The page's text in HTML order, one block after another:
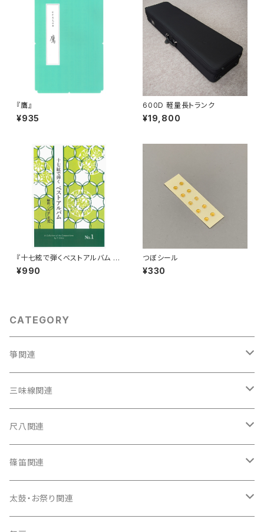
『鷹』
¥935
600D 軽量長トランク
¥19,800
『十七絃で弾くベストアルバム N
o.1』
¥990
つぼシール
¥330
CATEGORY
箏関連
箏（本体）
箏カバー
箏袋
口前袋・尾布
三味線関連
三味線（本体）
三味線ケース
長トランク・三ツ折トランク
ソフトケース
雨用カバー
尺八関連
尺八（本体）
尺八袋
篠笛関連
篠笛（本体）
太鼓・お祭り関連